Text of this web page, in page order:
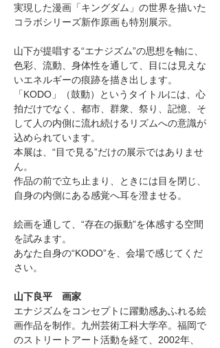
実現した漫画「キングダム」の世界を描いた
コラボシリーズ新作原画も特別展示。
山下が提唱する“エナジズム”の思想を軸に、
色彩、流動、身体性を通して、目には見えな
いエネルギーの痕跡を描き出します。
「KODO」（鼓動）というタイトルには、心
拍だけでなく、都市、群衆、祭り、記憶、そ
して人の内側に流れ続けるリズムへの意識が
込められています。
本展は、“目で見る”だけの展示ではありませ
ん。
作品の前で立ち止まり、ときには目を閉じ、
自身の内側にある感覚へ耳を澄ませる。
絵画を通して、“存在の振動”を体感する空間
を試みます。
あなた自身の“KODO”を、会場で感じてくだ
さい。
山下良平　画家
エナジズムをコンセプトに躍動感あふれる絵
画作品を制作。九州芸術工科大学卒。福岡で
のストリートアート活動を経て、2002年、